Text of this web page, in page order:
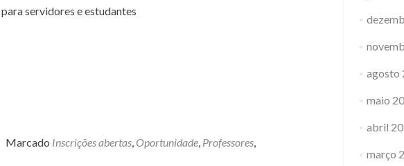
servidores e estudantes
Marcado Inscrições abertas, Oportunidade, Professores,
agosto
maio
abril
março